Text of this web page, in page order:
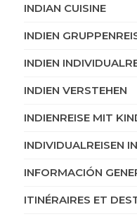
INDIAN CUISINE
INDIEN
INDIEN
INDIEN VERSTEHEN
INDIENREISE MIT
INDIVIDUALREISEN
INFORMACIÓN
ITINÉRAIRES ET